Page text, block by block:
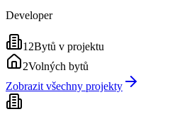
Developer
12Bytů v projektu
2Volných bytů
Zobrazit všechny projekty